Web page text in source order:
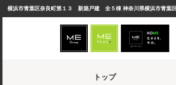
横浜市青葉区奈良町第１３ 新築戸建 全５棟 神奈川県横浜市青葉
トップ